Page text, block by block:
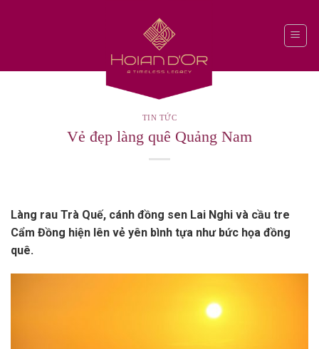
TIN TỨC
Vẻ đẹp làng quê Quảng Nam
Làng rau Trà Quế, cánh đồng sen Lai Nghi và cầu tre
Cẩm Đồng hiện lên vẻ yên bình tựa như bức họa đồng
quê.